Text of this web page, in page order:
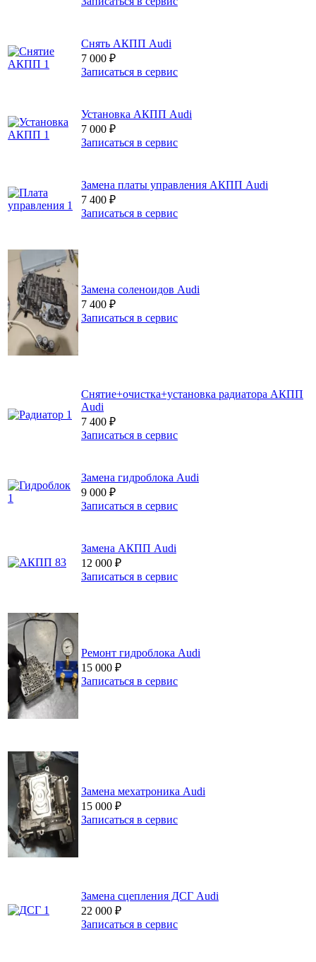
Снять АКПП Audi
7 000 ₽
Записаться в сервис
Установка АКПП Audi
7 000 ₽
Записаться в сервис
Замена платы управления АКПП Audi
7 400 ₽
Записаться в сервис
Замена соленоидов Audi
7 400 ₽
Записаться в сервис
Снятие+очистка+установка радиатора АКПП
Audi
7 400 ₽
Записаться в сервис
Замена гидроблока Audi
9 000 ₽
Записаться в сервис
Замена АКПП Audi
12 000 ₽
Записаться в сервис
Ремонт гидроблока Audi
15 000 ₽
Записаться в сервис
Замена мехатроника Audi
15 000 ₽
Записаться в сервис
Замена сцепления ДСГ Audi
22 000 ₽
Записаться в сервис